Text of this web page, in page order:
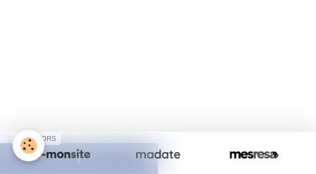
SPONSORS